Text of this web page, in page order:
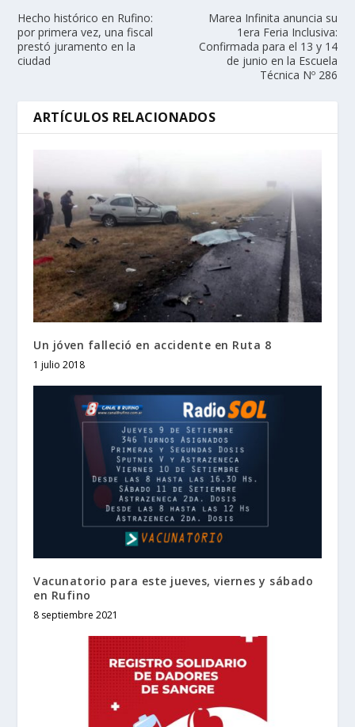
Hecho histórico en Rufino:
por primera vez, una fiscal
prestó juramento en la
ciudad
Marea Infinita anuncia su
1era Feria Inclusiva:
Confirmada para el 13 y 14
de junio en la Escuela
Técnica Nº 286
ARTÍCULOS RELACIONADOS
Un jóven falleció en accidente en Ruta 8
1 julio 2018
Vacunatorio para este jueves, viernes y sábado
en Rufino
8 septiembre 2021